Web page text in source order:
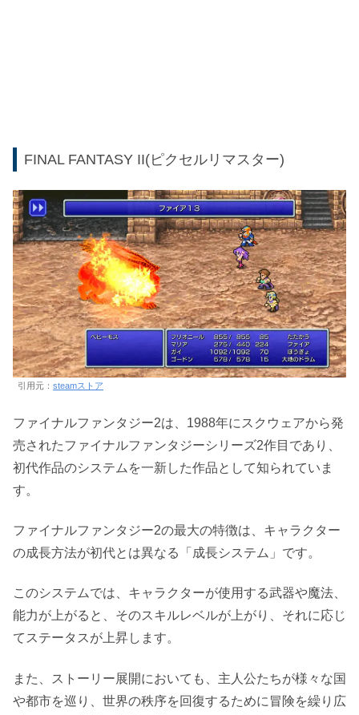
FINAL FANTASY II(ピクセルリマスター)
引用元： steamストア
ファイナルファンタジー2は、1988年にスクウェアから発
売されたファイナルファンタジーシリーズ2作目であり、
初代作品のシステムを一新した作品として知られていま
す。
ファイナルファンタジー2の最大の特徴は、キャラクター
の成長方法が初代とは異なる「成長システム」です。
このシステムでは、キャラクターが使用する武器や魔法、
能力が上がると、そのスキルレベルが上がり、それに応じ
てステータスが上昇します。
また、ストーリー展開においても、主人公たちが様々な国
や都市を巡り、世界の秩序を回復するために冒険を繰り広